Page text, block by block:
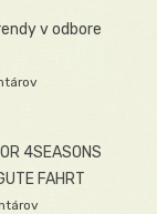
v odbore
4SEASONS
FAHRT